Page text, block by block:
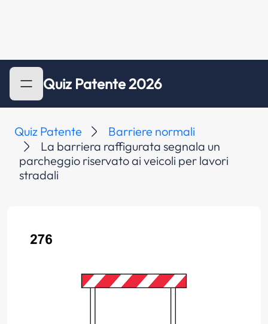
Quiz Patente 2026
Quiz Patente
Barriere normali
La barriera raffigurata segnala un
parcheggio riservato ai veicoli per lavori
stradali